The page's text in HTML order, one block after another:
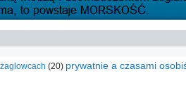
(20) prywatnie a czasami